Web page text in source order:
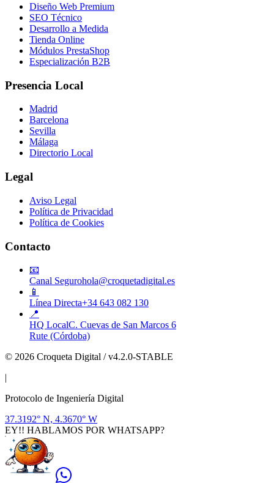
Diseño Web Premium
SEO Técnico
Desarrollo a Medida
Tienda Online
Módulos PrestaShop
Especialización B2B
Presencia Local
Madrid
Barcelona
Sevilla
Málaga
Directorio Local
Legal
Aviso Legal
Política de Privacidad
Política de Cookies
Contacto
📧
Canal Segurohola@croquetadigital.es
📱
Línea Directa+34 643 082 130
📍
HQ LocalC. Cuevas de San Marcos 6
Rute (Córdoba)
© 2026 Croqueta Digital / v4.2.0-STABLE
|
Protocolo de Ingeniería Digital
37.3192° N, 4.3670° W
EY!! HABLAMOS POR WHATSAPP?